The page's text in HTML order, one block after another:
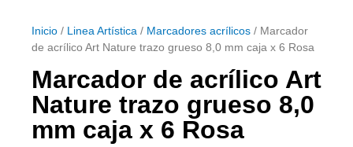
Inicio / Linea Artística / Marcadores acrílicos / Marcador
de acrílico Art Nature trazo grueso 8,0 mm caja x 6 Rosa
Marcador de acrílico Art
Nature trazo grueso 8,0
mm caja x 6 Rosa